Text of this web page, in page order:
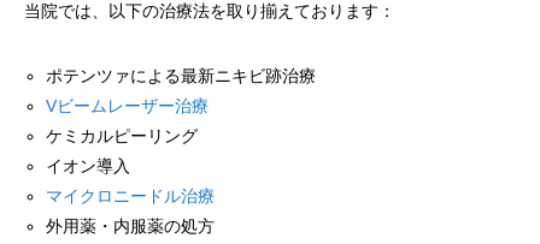
当院では、以下の治療法を取り揃えております：
ポテンツァによる最新ニキビ跡治療
Vビームレーザー治療
ケミカルピーリング
イオン導入
マイクロニードル治療
外用薬・内服薬の処方